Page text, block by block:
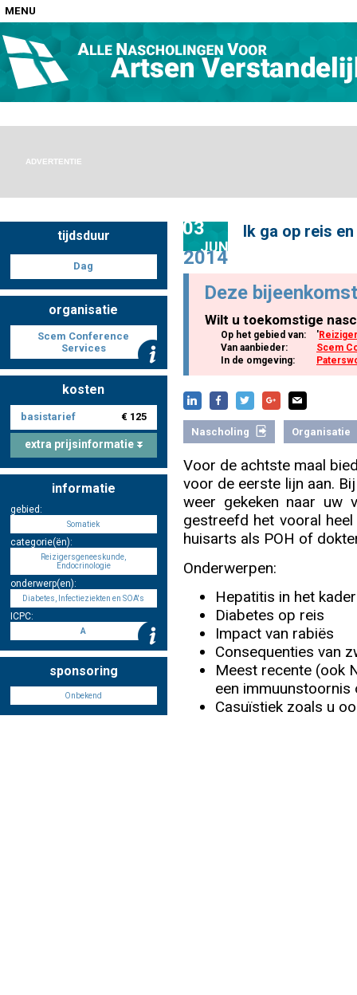
MENU
Home
Nascholingen op locatie (agenda)
Nascholingen online (elearning)
Nascholingen op aanvraag (in-company)
Nascholing aanmelden
Zoek op kaart
Registreren
Inloggen
ADVERTENTIE
tijdsduur
Dag
organisatie
Scem Conference
Services
kosten
basistarief € 125
extra prijsinformatie
informatie
gebied:
Somatiek
categorie(ën):
Reizigersgeneeskunde,
Endocrinologie
onderwerp(en):
Diabetes, Infectieziekten en SOA's
ICPC:
A
sponsoring
Onbekend
03
JUN
2014
Ik ga op reis
Deze
Wilt u toekomstige
Op het gebied van: '
Van aanbieder:
Scem
In de omgeving:
Nascholing Organisatie
Voor de achtste maal
voor de eerste lijn aan.
weer gekeken naar uw
gestreefd het vooral
huisarts als POH of
Onderwerpen:
Hepatitis in het
Diabetes op reis
Impact van rabiës
Consequenties van
Meest recente (ook
een
Casuïstiek zoals u